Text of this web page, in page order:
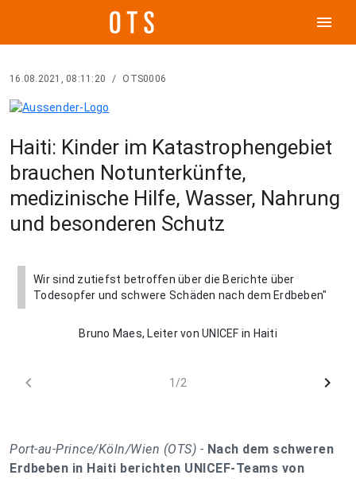
menu
16.08.2021, 08:11:20 / OTS0006
Haiti: Kinder im Katastrophengebiet
brauchen Notunterkünfte,
medizinische Hilfe, Wasser, Nahrung
und besonderen Schutz
Wir sind zutiefst betroffen über die Berichte über
Todesopfer und schwere Schäden nach dem Erdbeben"
Bruno Maes, Leiter von UNICEF in Haiti
chevron_left 1/2 chevron_right
Port-au-Prince/Köln/Wien (OTS) - Nach dem schweren
Erdbeben in Haiti berichten UNICEF-Teams von